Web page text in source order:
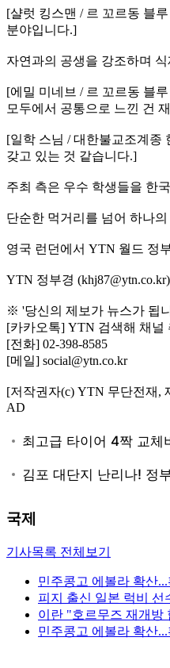
[샬럿 킹스맨 / 르 꼬르동 블
분야입니다.]
자연과의 공생을 강조하며
[에밀 미네브 / 르 꼬르동 블
모두에서 공통으로 느낀 건
[일학 스님 / 대한불교조계종
갖고 있는 것 같습니다.]
주최 측은 우수 학생들을 한
단순한 먹거리를 넘어 하나
영국 런던에서 YTN 월드 정
YTN 정부경 (khj87@ytn.co.kr)
※ '당신의 제보가 뉴스가 됩
[카카오톡] YTN 검색해 채널
[전화] 02-398-8585
[메일] social@ytn.co.kr
[저작권자(c) YTN 무단전재,
AD
국제
기사목록 전체보기
민주콩고 에볼라 확산
피지 출신 일본 럭비 선
이란 "호르무즈 재개방
민주콩고 에볼라 확산